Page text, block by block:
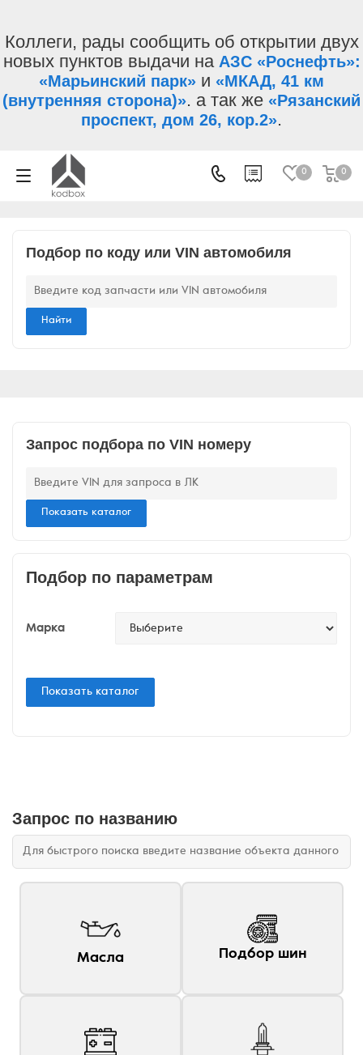
Коллеги, рады сообщить об открытии двух
новых пунктов выдачи на АЗС «Роснефть»:
«Марьинский парк» и «МКАД, 41 км
(внутренняя сторона)». а так же «Рязанский
проспект, дом 26, кор.2».
0 0
Подбор по коду или VIN автомобиля
Найти
Запрос подбора по VIN номеру
Показать каталог
Подбор по параметрам
Марка
Показать каталог
Запрос по названию
Масла Подбор шин